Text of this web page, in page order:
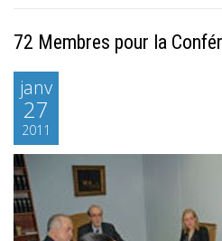
72 Membres pour la
janv
27
2011